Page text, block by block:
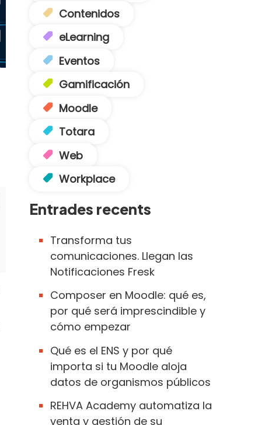
Contenidos
eLearning
Eventos
Gamificación
Moodle
Totara
Web
Workplace
Entrades recents
Transforma tus
comunicaciones. Llegan las
Notificaciones Fresk
Composer en Moodle: qué es,
por qué será imprescindible y
cómo empezar
Qué es el ENS y por qué
importa si tu Moodle aloja
datos de organismos públicos
REHVA Academy automatiza la
venta y gestión de su